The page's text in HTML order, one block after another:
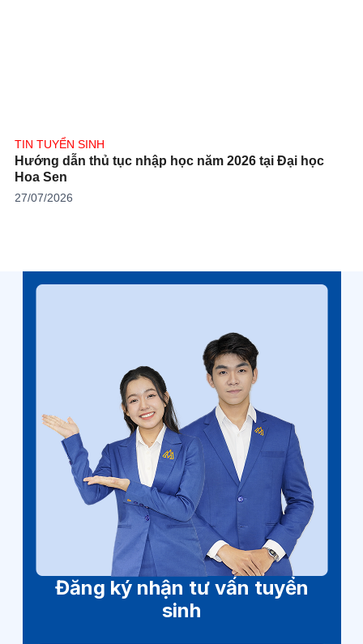
TIN TUYỂN SINH
Hướng dẫn thủ tục nhập học năm 2026 tại Đại học
Hoa Sen
27/07/2026
Đăng ký nhận tư vấn tuyển
sinh